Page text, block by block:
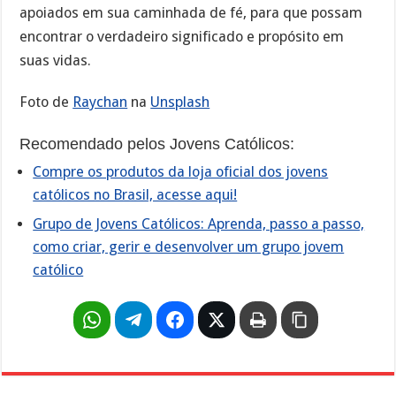
apoiados em sua caminhada de fé, para que possam
encontrar o verdadeiro significado e propósito em
suas vidas.
Foto de Raychan na Unsplash
Recomendado pelos Jovens Católicos:
Compre os produtos da loja oficial dos jovens
católicos no Brasil, acesse aqui!
Grupo de Jovens Católicos: Aprenda, passo a passo,
como criar, gerir e desenvolver um grupo jovem
católico